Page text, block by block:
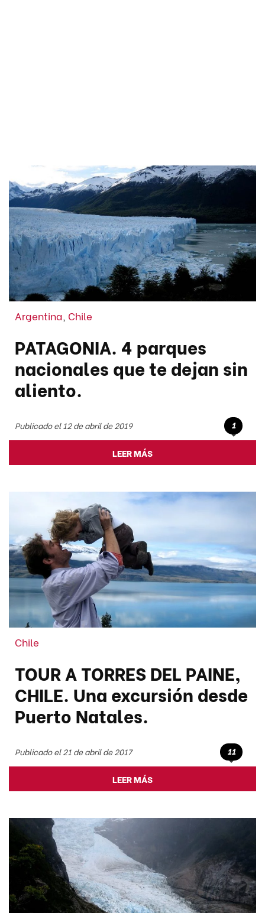
Argentina, Chile
PATAGONIA. 4 parques
nacionales que te dejan sin
aliento.
Publicado el 12 de abril de 2019 1
LEER MÁS
Chile
TOUR A TORRES DEL PAINE,
CHILE. Una excursión desde
Puerto Natales.
Publicado el 21 de abril de 2017 11
LEER MÁS